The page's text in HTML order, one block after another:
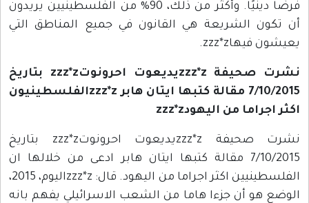
فرضًا دينيًا. وأكثر من ذلك، 90% من الفلسطينيين يريدون
أن تكون الشريعة هي القانون في جميع المناطق التي
يعيشون فيهاzzz*z.
نشرت صحيفة zzz*zيديعوت احرونوتzzz*z بتاريخ
7/10/2015 مقالة كتبها ايتان هابر zzz*zالفلسطينيون
اكثر اجراما من اليهودzzz*z
نشرت صحيفة zzz*zيديعوت احرونوتzzz*z بتاريخ
7/10/2015 مقالة كتبها ايتان هابر ادعى من خلالها ان
الفلسطينيين اكثر اجراما من اليهود. قال: zzz*zاليوم، 2015،
الوضع هو أن جزءا هاما من الشعب الاسرائيلي يفهم بانه